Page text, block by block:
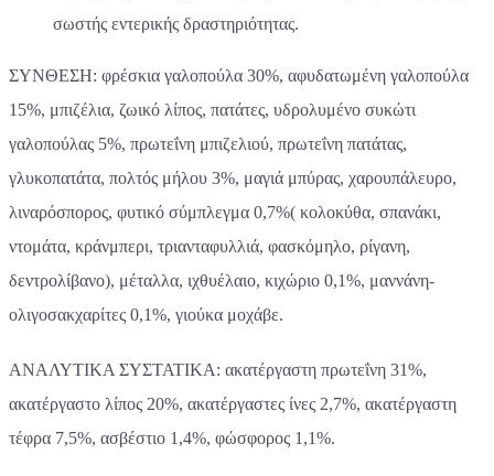
σωστής εντερικής δραστηριότητας.
ΣΥΝΘΕΣΗ: φρέσκια γαλοπούλα 30%, αφυδατωμένη γαλοπούλα
15%, μπιζέλια, ζωικό λίπος, πατάτες, υδρολυμένο συκώτι
γαλοπούλας 5%, πρωτεΐνη μπιζελιού, πρωτεΐνη πατάτας,
γλυκοπατάτα, πολτός μήλου 3%, μαγιά μπύρας, χαρουπάλευρο,
λιναρόσπορος, φυτικό σύμπλεγμα 0,7%( κολοκύθα, σπανάκι,
ντομάτα, κράνμπερι, τριανταφυλλιά, φασκόμηλο, ρίγανη,
δεντρολίβανο), μέταλλα, ιχθυέλαιο, κιχώριο 0,1%, μαννάνη-
ολιγοσακχαρίτες 0,1%, γιούκα μοχάβε.
ΑΝΑΛΥΤΙΚΑ ΣΥΣΤΑΤΙΚΑ: ακατέργαστη πρωτεΐνη 31%,
ακατέργαστο λίπος 20%, ακατέργαστες ίνες 2,7%, ακατέργαστη
τέφρα 7,5%, ασβέστιο 1,4%, φώσφορος 1,1%.